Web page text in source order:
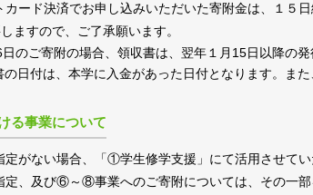
カード決済でお申し込みいただいた寄附金は、１５
ますので、ご了承願います。
日のご寄附の場合、領収書は、翌年１月15日以降の発
は、本学に入金があった日付となります。また
る事業について
定がない場合、「①学生修学支援」にて活用させてい
、及び⑥～⑧事業へのご寄附については、その一部